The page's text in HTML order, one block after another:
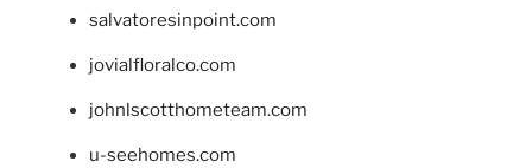
salvatoresinpoint.com
jovialfloralco.com
johnlscotthometeam.com
u-seehomes.com